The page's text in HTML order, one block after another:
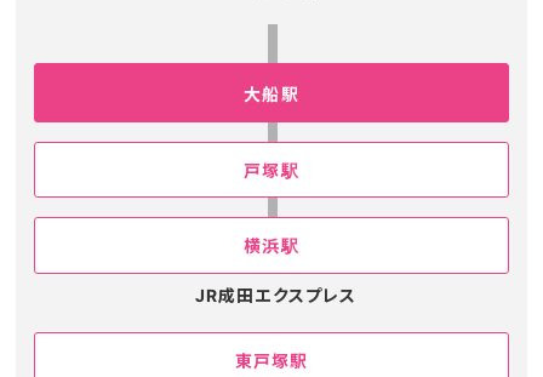
大船駅
戸塚駅
横浜駅
JR成田エクスプレス
東戸塚駅